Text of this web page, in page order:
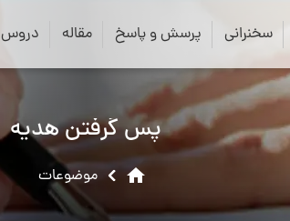
سخنرانی پرسش و پاسخ مقاله دروس search
close
پس گرفتن هدیه
home موضوعات